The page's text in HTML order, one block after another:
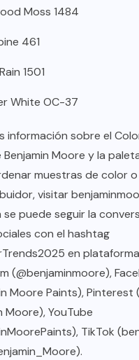
Moss 1484
461
1501
White OC-37
información sobre el
Moore y la
muestras de color o
visitar
se puede seguir la
con el hashtag
en
(@benjaminmoore),
Moore Paints), Pinterest (
Moore), YouTube
TikTok